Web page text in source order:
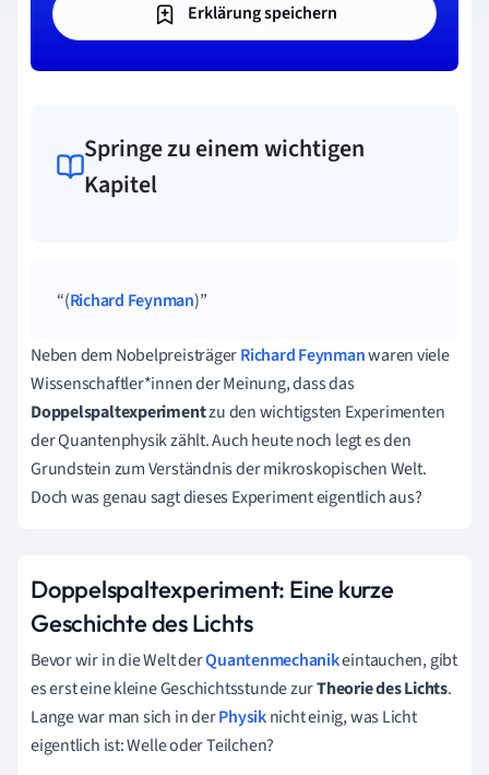
Erklärung speichern
Springe zu einem wichtigen
Kapitel
(Richard Feynman)
Neben dem NobelpreisträgerRichard Feynmanwaren viele
Wissenschaftler*innen der Meinung, dass das
Doppelspaltexperimentzu den wichtigsten Experimenten
der Quantenphysik zählt. Auch heute noch legt es den
Grundstein zum Verständnis der mikroskopischen Welt.
Doch was genau sagt dieses Experiment eigentlich aus?
Doppelspaltexperiment: Eine kurze
Geschichte des Lichts
Bevor wir in die Welt derQuantenmechanikeintauchen, gibt
es erst eine kleine Geschichtsstunde zurTheorie des Lichts.
Lange war man sich in derPhysiknicht einig, was Licht
eigentlich ist: Welle oder Teilchen?